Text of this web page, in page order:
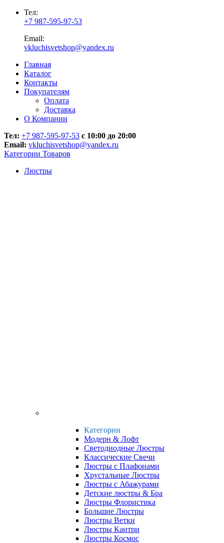
Тел:
+7 987-595-97-53
Email:
vkluchisvetshop@yandex.ru
Главная
Каталог
Контакты
Покупателям
Оплата
Доставка
О Компании
Тел: +7 987-595-97-53 с 10:00 до 20:00
Email: vkluchisvetshop@yandex.ru
Категории Товаров
Люстры
Категории
Модерн & Лофт
Светодиодные Люстры
Классические Свечи
Люстры с Плафонами
Хрустальные Люстры
Люстры с Абажурами
Детские люстры & Бра
Люстры Флористика
Большие Люстры
Люстры Ветки
Люстры Кантри
Люстры Космос